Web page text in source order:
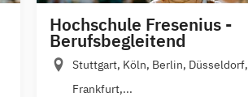
Hochschule Fresenius -
Berufsbegleitend
Stuttgart, Köln, Berlin, Düsseldorf,
Frankfurt,...